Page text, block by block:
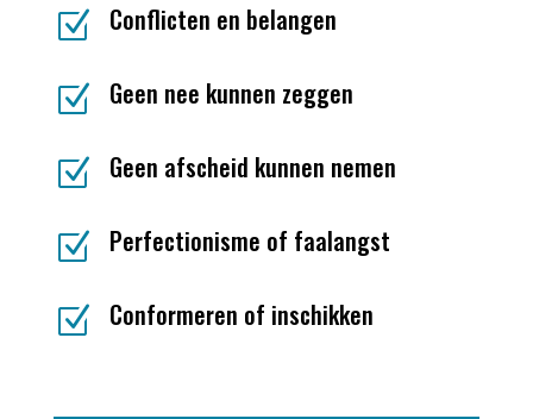
Z Conflicten en belangen
Z Geen nee kunnen zeggen
Z Geen afscheid kunnen nemen
Z Perfectionisme of faalangst
Z Conformeren of inschikken